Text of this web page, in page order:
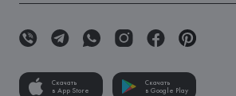
Скачать
в App Store
Скачать
в Google Play